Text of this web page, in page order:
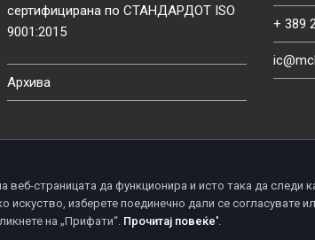
сертифицирана по СТАНДАРДОТ ISO
9001:2015
Архива
+ 389
reserved.
веб-страницата да функционира и исто така да следи
искуство, изберете поединечно дали се согласувате
на „Прифати“. Прочитај повеќе'.